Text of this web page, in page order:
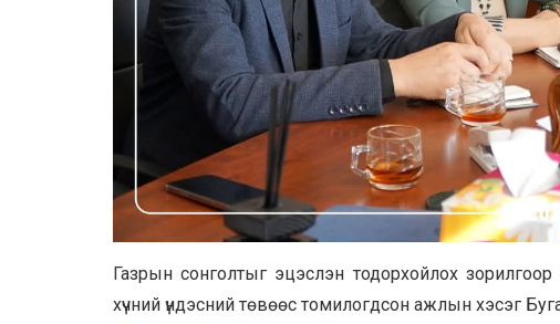
Газрын сонголтыг эцэслэн тодорхойлох
хүчний үндэсний төвөөс томилогдсон ажлын хэсэг